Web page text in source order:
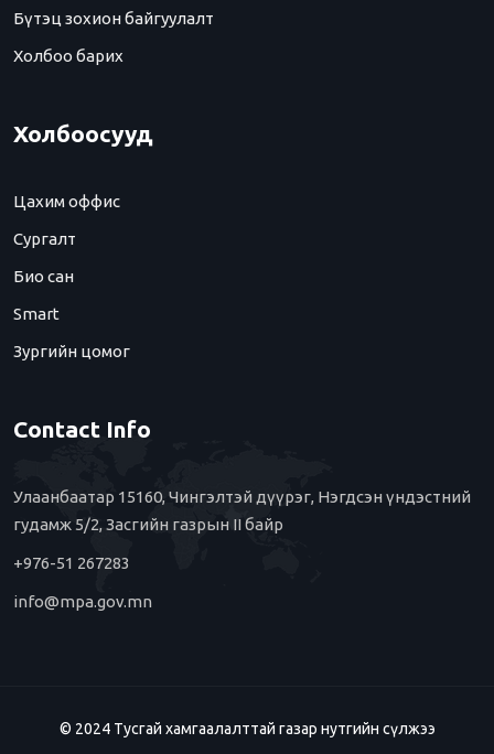
Бүтэц зохион байгуулалт
Холбоо барих
Холбоосууд
Цахим оффис
Сургалт
Био сан
Smart
Зургийн цомог
Contact Info
Улаанбаатар 15160, Чингэлтэй дүүрэг, Нэгдсэн үндэстний
гудамж 5/2, Засгийн газрын II байр
+976-51 267283
info@mpa.gov.mn
© 2024 Тусгай хамгаалалттай газар нутгийн сүлжээ